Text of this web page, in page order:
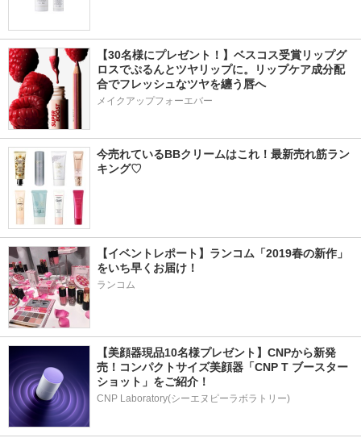
【30名様にプレゼント！】ベスコス受賞リップグ
ロスでぷるんとツヤリップに。リップケア成分配
合でフレッシュなツヤを纏う唇へ
メイクアップフォーエバー
今売れているBBクリームはこれ！最新売れ筋ラン
キング♡
【イベントレポート】ランコム「2019春の新作」
をいち早くお届け！
ランコム
【美顔器現品10名様プレゼント】CNPから新発
売！コンパクトサイズ美顔器「CNP T ブースター
ショット」をご紹介！
CNP Laboratory(シーエヌピーラボラトリー)